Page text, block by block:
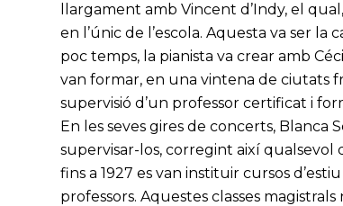
llargament amb Vincent d’Indy, el
en l’únic de l’escola. Aquesta va ser
poc temps, la pianista va crear amb
van formar, en una vintena de ciutats
supervisió d’un professor certificat i
En les seves gires de concerts, Blanca
supervisar-los, corregint així qualsevol
fins a 1927 es van instituir cursos
professors. Aquestes classes